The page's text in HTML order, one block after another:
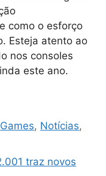
como o esforço
Esteja atento ao
nos consoles
este ano.
Games, Notícias,
traz novos